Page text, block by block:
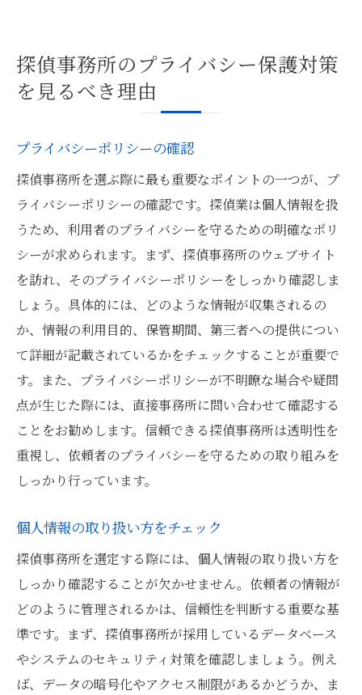
探偵事務所のプライバシー保護対策
を見るべき理由
プライバシーポリシーの確認
探偵事務所を選ぶ際に最も重要なポイントの一つが、プ
ライバシーポリシーの確認です。探偵業は個人情報を扱
うため、利用者のプライバシーを守るための明確なポリ
シーが求められます。まず、探偵事務所のウェブサイト
を訪れ、そのプライバシーポリシーをしっかり確認しま
しょう。具体的には、どのような情報が収集されるの
か、情報の利用目的、保管期間、第三者への提供につい
て詳細が記載されているかをチェックすることが重要で
す。また、プライバシーポリシーが不明瞭な場合や疑問
点が生じた際には、直接事務所に問い合わせて確認する
ことをお勧めします。信頼できる探偵事務所は透明性を
重視し、依頼者のプライバシーを守るための取り組みを
しっかり行っています。
個人情報の取り扱い方をチェック
探偵事務所を選定する際には、個人情報の取り扱い方を
しっかり確認することが欠かせません。依頼者の情報が
どのように管理されるかは、信頼性を判断する重要な基
準です。まず、探偵事務所が採用しているデータベース
やシステムのセキュリティ対策を確認しましょう。例え
ば、データの暗号化やアクセス制限があるかどうか、ま